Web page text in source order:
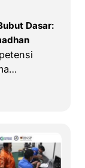
Dasar: